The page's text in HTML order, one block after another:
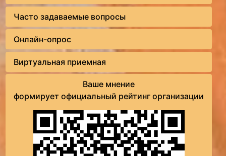
Часто задаваемые вопросы
Онлайн-опрос
Виртуальная приемная
Ваше мнение
формирует официальный рейтинг организации